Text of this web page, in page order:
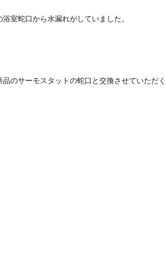
室蛇口から水漏れがしていました。
のサーモスタットの蛇口と交換させていただく